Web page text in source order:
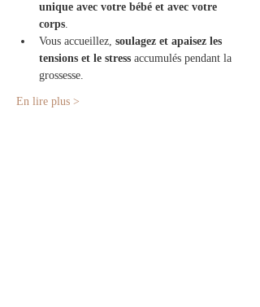
unique avec votre bébé et avec votre
corps.
Vous accueillez, soulagez et apaisez les
tensions et le stress accumulés pendant la
grossesse.
En lire plus >